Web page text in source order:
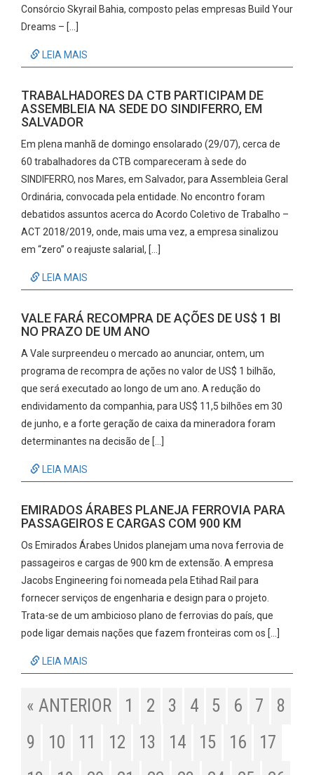
Consórcio Skyrail Bahia, composto pelas empresas Build Your
Dreams – […]
LEIA MAIS
TRABALHADORES DA CTB PARTICIPAM DE
ASSEMBLEIA NA SEDE DO SINDIFERRO, EM
SALVADOR
Em plena manhã de domingo ensolarado (29/07), cerca de
60 trabalhadores da CTB compareceram à sede do
SINDIFERRO, nos Mares, em Salvador, para Assembleia Geral
Ordinária, convocada pela entidade. No encontro foram
debatidos assuntos acerca do Acordo Coletivo de Trabalho –
ACT 2018/2019, onde, mais uma vez, a empresa sinalizou
em “zero” o reajuste salarial, […]
LEIA MAIS
VALE FARÁ RECOMPRA DE AÇÕES DE US$ 1 BI
NO PRAZO DE UM ANO
A Vale surpreendeu o mercado ao anunciar, ontem, um
programa de recompra de ações no valor de US$ 1 bilhão,
que será executado ao longo de um ano. A redução do
endividamento da companhia, para US$ 11,5 bilhões em 30
de junho, e a forte geração de caixa da mineradora foram
determinantes na decisão de […]
LEIA MAIS
EMIRADOS ÁRABES PLANEJA FERROVIA PARA
PASSAGEIROS E CARGAS COM 900 KM
Os Emirados Árabes Unidos planejam uma nova ferrovia de
passageiros e cargas de 900 km de extensão. A empresa
Jacobs Engineering foi nomeada pela Etihad Rail para
fornecer serviços de engenharia e design para o projeto.
Trata-se de um ambicioso plano de ferrovias do país, que
pode ligar demais nações que fazem fronteiras com os […]
LEIA MAIS
« ANTERIOR 1 2 3 4 5 6 7
8
9
10 11 12 13 14 15 16
17